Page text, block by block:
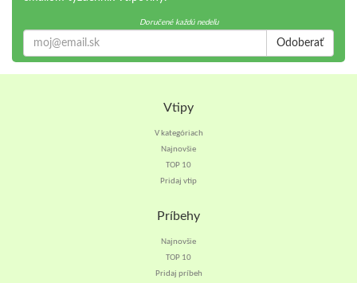
Doručené každú nedeľu
Odoberať
Vtipy
V kategóriach
Najnovšie
TOP 10
Pridaj vtip
Príbehy
Najnovšie
TOP 10
Pridaj príbeh